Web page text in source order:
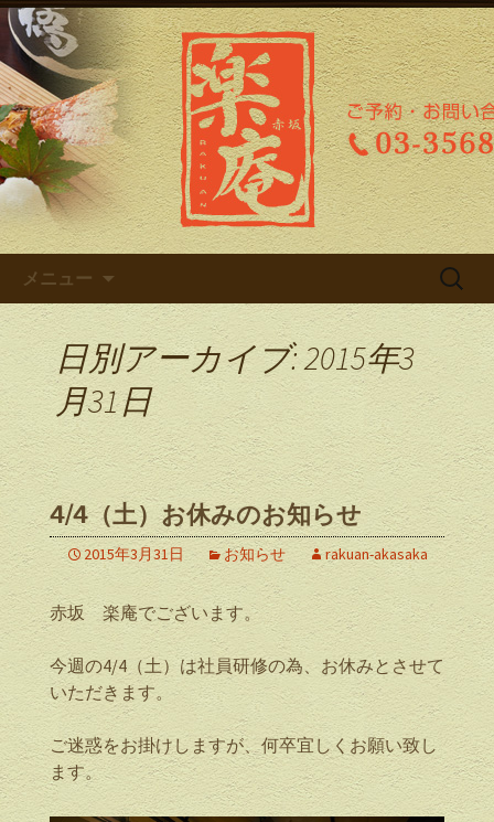
赤坂の和食居酒屋「楽庵（らく
あん）」のブログ
赤坂の和食居酒屋「楽庵（らくあ
ん）」のブログ
メニュー
検
日別アーカイブ: 2015年3
月31日
4/4（土）お休みのお知らせ
2015年3月31日 お知らせ rakuan-akasaka
赤坂 楽庵でございます。
今週の4/4（土）は社員研修の為、お休みとさせて
いただきます。
ご迷惑をお掛けしますが、何卒宜しくお願い致し
ます。